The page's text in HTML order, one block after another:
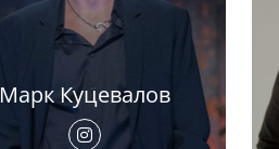
Марк Куцевалов